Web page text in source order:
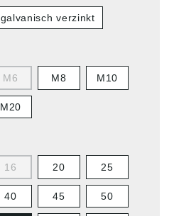
galvanisch verzinkt
M6 M8 M10
M20
16 20 25
40 45 50